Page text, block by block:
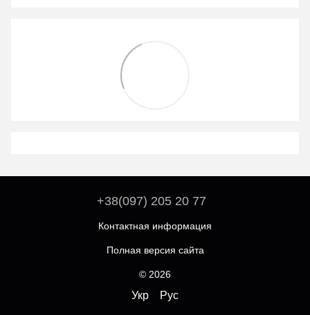
+38(097) 205 20 77
Контактная информация
Полная версия сайта
© 2026
Укр Рус